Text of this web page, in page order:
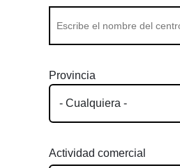
Provincia
Actividad comercial